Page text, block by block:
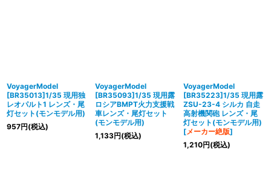
VoyagerModel
[BR35013]1/35 現用独
レオパルト1 レンズ・尾
灯セット(モンモデル用)
957円(税込)
VoyagerModel
[BR35093]1/35 現用露
ロシアBMPT火力支援戦
車レンズ・尾灯セット
(モンモデル用)
1,133円(税込)
VoyagerModel
[BR35223]1/35 現用露
ZSU-23-4 シルカ 自走
高射機関砲 レンズ・尾
灯セット(モンモデル用)
[メーカー絶版]
1,210円(税込)